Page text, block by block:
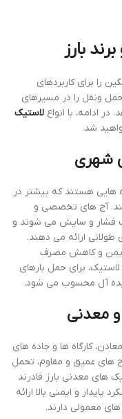
بارز
را برای کاربردهای
‌ونقل را در مسیرهای
ادامه، با انواع لاستیک‌
شد.
شهری
هستند که بیشتر در
آج ‌های تخصصی و
فشار و سایش می ‌شوند و
ارائه می ‌دهند.
ایمن و کاهش مصرف
برای حمل بارهای
‌آل محسوب می ‌شود.
و معدنی
کارگاه‌ ها و جاده‌ های
های عمیق و مقاوم، تحمل
های معدنی بارز قادرند
و ایمنی بالا ارائه
معمولی دارند.